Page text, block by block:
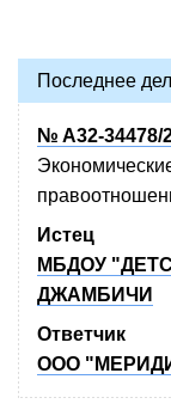
Последнее
№ А32-34478/
Истец
МБДОУ
ДЖАМБИЧИ
Ответчик
ООО